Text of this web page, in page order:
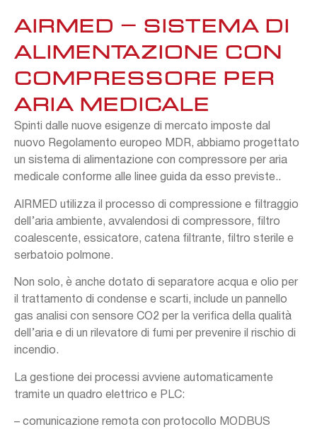
Applicazioni
Servizi
Prodotti
Lavora con noi
Contatti
AIRMED – SISTEMA DI
ALIMENTAZIONE CON
COMPRESSORE PER
ARIA MEDICALE
Spinti dalle nuove esigenze di mercato imposte dal
nuovo Regolamento europeo MDR, abbiamo progettato
un sistema di alimentazione con compressore per aria
medicale conforme alle linee guida da esso previste..
AIRMED utilizza il processo di compressione e filtraggio
dell’aria ambiente, avvalendosi di compressore, filtro
coalescente, essicatore, catena filtrante, filtro sterile e
serbatoio polmone.
Non solo, è anche dotato di separatore acqua e olio per
il trattamento di condense e scarti, include un pannello
gas analisi con sensore CO2 per la verifica della qualità
dell’aria e di un rilevatore di fumi per prevenire il rischio di
incendio.
La gestione dei processi avviene automaticamente
tramite un quadro elettrico e PLC:
– comunicazione remota con protocollo MODBUS